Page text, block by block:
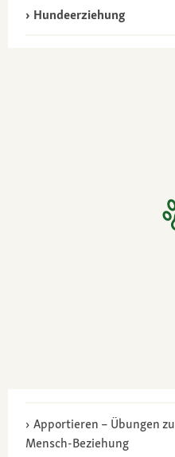
Hundeerziehung
Apportieren – Übungen
Mensch-Beziehung